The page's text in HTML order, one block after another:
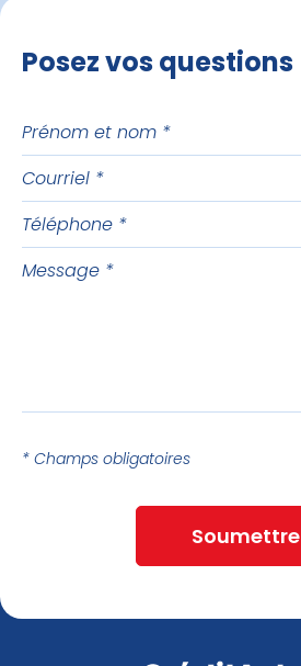
Posez vos questions
Prénom
et
nom
Courriel
Téléphone
Message
* Champs obligatoires
Soumettre